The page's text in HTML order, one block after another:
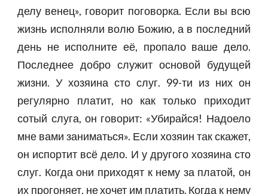
делу венец», говорит поговорка. Если вы всю
жизнь исполняли волю Божию, а в последний
день не исполните её, пропало ваше дело.
Последнее добро служит основой будущей
жизни. У хозяина сто слуг. 99-ти из них он
регулярно платит, но как только приходит
сотый слуга, он говорит: «Убирайся! Надоело
мне вами заниматься». Если хозяин так скажет,
он испортит всё дело. И у другого хозяина сто
слуг. Когда они приходят к нему за платой, он
их прогоняет, не хочет им платить. Когда к нему